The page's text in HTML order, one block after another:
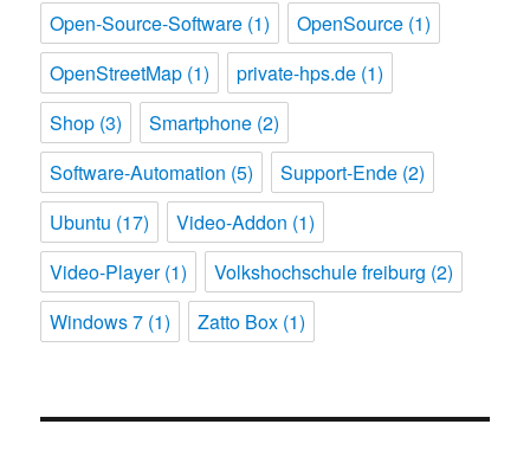
Open-Source-Software (1) OpenSource (1)
OpenStreetMap (1) private-hps.de (1)
Shop (3) Smartphone (2)
Software-Automation (5) Support-Ende (2)
Ubuntu (17) Video-Addon (1)
Video-Player(1) Volkshochschule freiburg (2)
Windows 7 (1) Zatto Box (1)